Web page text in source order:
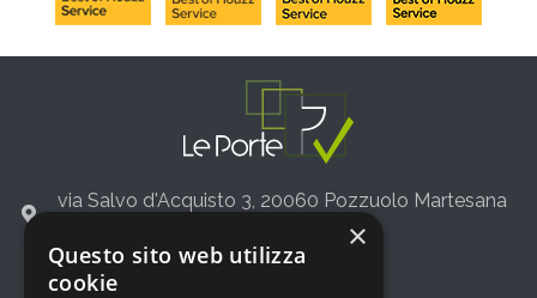
via Salvo d'Acquisto 3, 20060 Pozzuolo Martesana
+39 02 36542775
×
Questo sito web utilizza
cookie